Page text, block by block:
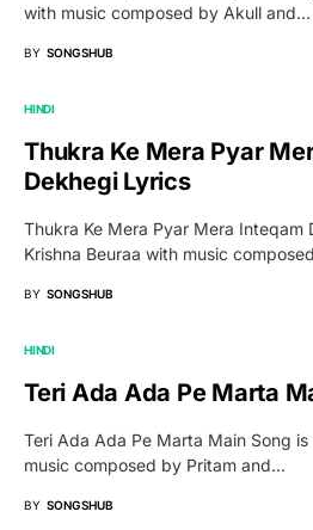
with music composed by Akull and…
BY SONGSHUB
HINDI
Thukra Ke Mera Pyar
Dekhegi Lyrics
Thukra Ke Mera Pyar Mera Inteqam
Krishna Beuraa with music
BY SONGSHUB
HINDI
Teri Ada Ada Pe Marta
Teri Ada Ada Pe Marta Main Song
music composed by Pritam and…
BY SONGSHUB